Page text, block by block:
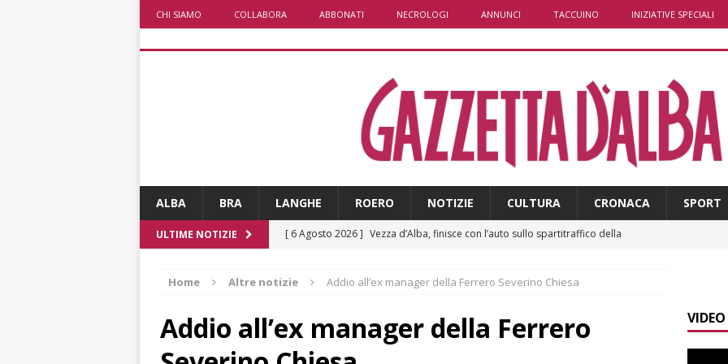
CHI SIAMO COLLABORA ABBONATI NECROLOGI ANNUNCI TACCUINO INIZIATIVE SPECIALI
ALBA BRA LANGHE ROERO NOTIZIE CULTURA CRONACA SPORT
ULTIME NOTIZIE [ 6 Agosto 2026 ] Vezza d’Alba, finisce con l’auto sullo spartitraffico della
[ 6 Agosto 2026 ] La bella stagione riporta l’allarme sulle strade: cresce il
Piemonte punta sull’automotive con le Aree di Accelerazione
Home Altre notizie Addio all’ex manager della Ferrero Severino Chiesa
Addio all’ex manager della Ferrero
VIDEO